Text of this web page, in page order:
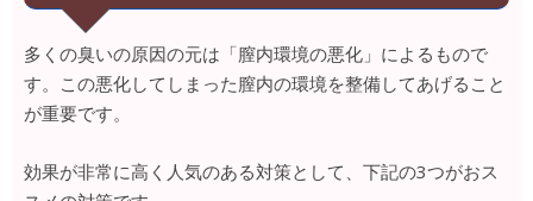
多くの臭いの原因の元は「膣内環境の悪化」によるもので
す。この悪化してしまった膣内の環境を整備してあげること
が重要です。
効果が非常に高く人気のある対策として、下記の3つがおス